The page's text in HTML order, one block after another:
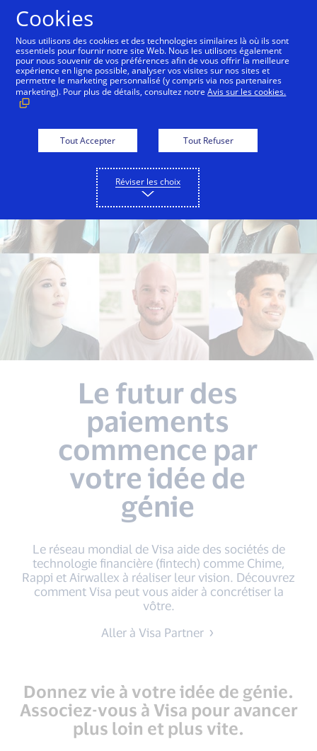
Le futur des
paiements
commence par
votre idée de
génie
Le réseau mondial de Visa aide des sociétés de
technologie financière (fintech) comme Chime,
Rappi et Airwallex à réaliser leur vision. Découvrez
comment Visa peut vous aider à concrétiser la
vôtre.
Aller à Visa Partner
Donnez vie à votre idée de génie.
Associez-vous à Visa pour avancer
plus loin et plus vite.
Cookies
Nous utilisons des cookies et des technologies similaires là où ils sont
essentiels pour fournir notre site Web. Nous les utilisons également
pour nous souvenir de vos préférences afin de vous offrir la meilleure
expérience en ligne possible, analyser vos visites sur nos sites et
permettre le marketing personnalisé (y compris via nos partenaires
marketing). Pour plus de détails, consultez notreAvis sur les cookies.
Tout Accepter Tout Refuser
Réviser les choix